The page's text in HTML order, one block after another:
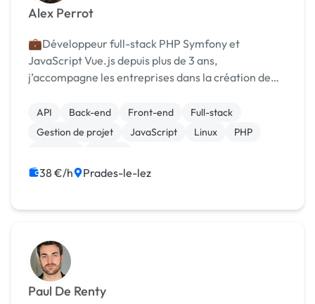
Alex Perrot
‍💼Développeur full-stack PHP Symfony et
JavaScript Vue.js depuis plus de 3 ans,
j’accompagne les entreprises dans la création de
internet. 👨‍💻 Grâce à mon expérience en tant que
salarié j'ai pu t...
API Back-end Front-end
Full-stack
Gestion de projet
JavaScript Linux
PHP
38 €/h Prades-le-lez
Paul De Renty